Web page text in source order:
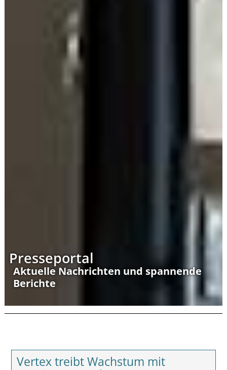
Presseportal
Aktuelle Nachrichten und spannende
Berichte
Vertex treibt Wachstum mit